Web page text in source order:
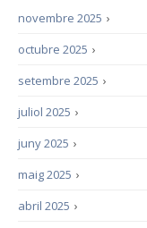
›
novembre 2025
›
octubre 2025
›
setembre 2025
›
juliol 2025
›
juny 2025
›
maig 2025
›
abril 2025